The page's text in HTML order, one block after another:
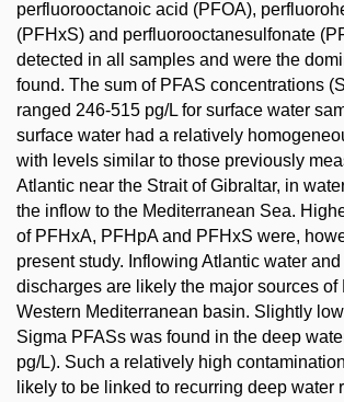
perfluorooctanoic acid (PFOA),
(PFHxS) and perfluorooctanesulfonate
detected in all samples and were the
found. The sum of PFAS concentrations
ranged 246-515 pg/L for surface water
surface water had a relatively
with levels similar to those previously
Atlantic near the Strait of Gibraltar, in
the inflow to the Mediterranean Sea.
of PFHxA, PFHpA and PFHxS were,
present study. Inflowing Atlantic water and
discharges are likely the major sources of
Western Mediterranean basin. Slightly
Sigma PFASs was found in the deep
pg/L). Such a relatively high
likely to be linked to recurring deep water